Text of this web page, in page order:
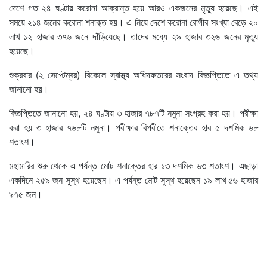
দেশে গত ২৪ ঘণ্টায় করোনা আক্রান্ত হয়ে আরও একজনের মৃত্যু হয়েছে। এই
সময়ে ২১৪ জনের করোনা শনাক্ত হয়। এ নিয়ে দেশে করোনা রোগীর সংখ্যা বেড়ে ২০
লাখ ১২ হাজার ৩৭৬ জনে দাঁড়িয়েছে। তাদের মধ্যে ২৯ হাজার ৩২৬ জনের মৃত্যু
হয়েছে।
শুক্রবার (২ সেপ্টেম্বর) বিকেলে স্বাস্থ্য অধিদফতরের সংবাদ বিজ্ঞপ্তিতে এ তথ্য
জানানো হয়।
বিজ্ঞপ্তিতে জানানো হয়, ২৪ ঘণ্টায় ৩ হাজার ৭৮৭টি নমুনা সংগ্রহ করা হয়। পরীক্ষা
করা হয় ৩ হাজার ৭৬৮টি নমুনা। পরীক্ষার বিপরীতে শনাক্তের হার ৫ দশমিক ৬৮
শতাংশ।
মহামারির শুরু থেকে এ পর্যন্ত মোট শনাক্তের হার ১৩ দশমিক ৬৩ শতাংশ। এছাড়া
একদিনে ২৫৯ জন সুস্থ হয়েছেন। এ পর্যন্ত মোট সুস্থ হয়েছেন ১৯ লাখ ৫৬ হাজার
৯৭৫ জন।